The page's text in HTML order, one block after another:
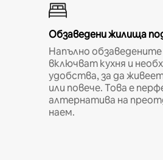
Обзаведени жилища
Напълно
включват кухня и
удобства, за да
или повече. Това е
алтернатива на
наем.